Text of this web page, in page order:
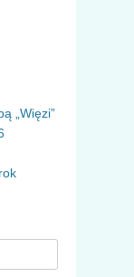
„Więzi”